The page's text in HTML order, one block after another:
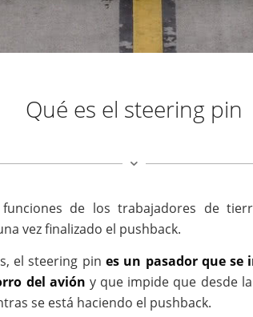
Qué es el steering pin
de los trabajadores de
vez finalizado el pushback.
el steering pin es un pasador que se
del avión y que impide que desde
se está haciendo el pushback.